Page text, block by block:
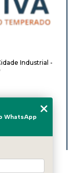
Industrial -
WhatsApp